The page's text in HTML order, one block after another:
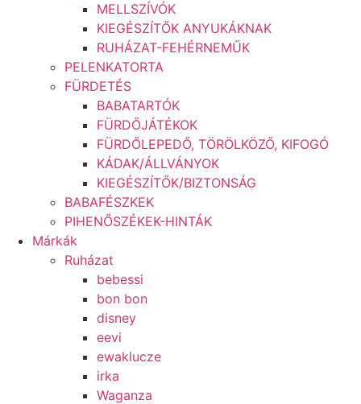
MELLSZÍVÓK
KIEGÉSZÍTŐK ANYUKÁKNAK
RUHÁZAT-FEHÉRNEMŰK
PELENKATORTA
FÜRDETÉS
BABATARTÓK
FÜRDŐJÁTÉKOK
FÜRDŐLEPEDŐ, TÖRÖLKÖZŐ, KIFOGÓ
KÁDAK/ÁLLVÁNYOK
KIEGÉSZÍTŐK/BIZTONSÁG
BABAFÉSZKEK
PIHENŐSZÉKEK-HINTÁK
Márkák
Ruházat
bebessi
bon bon
disney
eevi
ewaklucze
irka
Waganza